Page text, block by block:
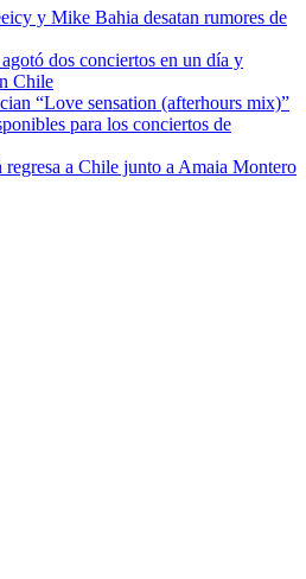
y Mike Bahia desatan rumores de
dos conciertos en un día y
Chile
“Love sensation (afterhours mix)”
para los conciertos de
a Chile junto a Amaia Montero